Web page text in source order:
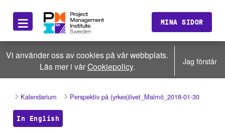
≡ MINA SIDOR
Vi använder oss av cookies på vår webbplats.
Läs mer i vårCookiepolicy. Jag förstår
Kalendarium Perspektiv på (yrkes)livet_Malmö_2018-01-30
In English